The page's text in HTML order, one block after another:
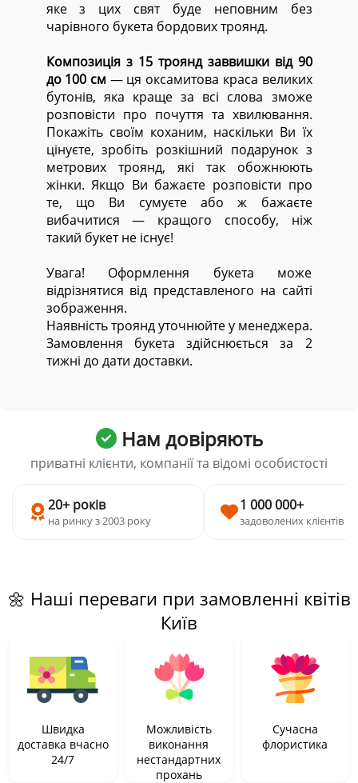
яке з цих свят буде неповним без
чарівного букета бордових троянд.
Композиція з 15 троянд заввишки від 90
до 100 см — ця оксамитова краса великих
бутонів, яка краще за всі слова зможе
розповісти про почуття та хвилювання.
Покажіть своїм коханим, наскільки Ви їх
цінуєте, зробіть розкішний подарунок з
метрових троянд, які так обожнюють
жінки. Якщо Ви бажаєте розповісти про
те, що Ви сумуєте або ж бажаєте
вибачитися — кращого способу, ніж
такий букет не існує!
Увага! Оформлення букета може
відрізнятися від представленого на сайті
зображення.
Наявність троянд уточнюйте у менеджера.
Замовлення букета здійснюється за 2
тижні до дати доставки.
Нам довіряють
приватні клієнти, компанії та відомі особистості
20+ років
на ринку з 2003 року
1 000 000+
задоволених клієнтів
🌼 Наші переваги при замовленні квітів
Київ
Швидка
доставка вчасно
24/7
Можливість
виконання
нестандартних
прохань
Сучасна
флористика